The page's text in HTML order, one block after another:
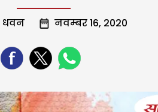
धवन नवम्बर 16, 2020